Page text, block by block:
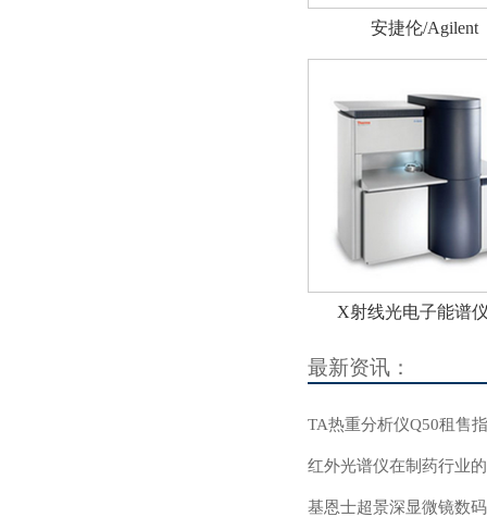
安捷伦/Agilent
X射线光电子能谱
最新资讯：
TA热重分析仪Q50租售
红外光谱仪在制药行业
基恩士超景深显微镜数